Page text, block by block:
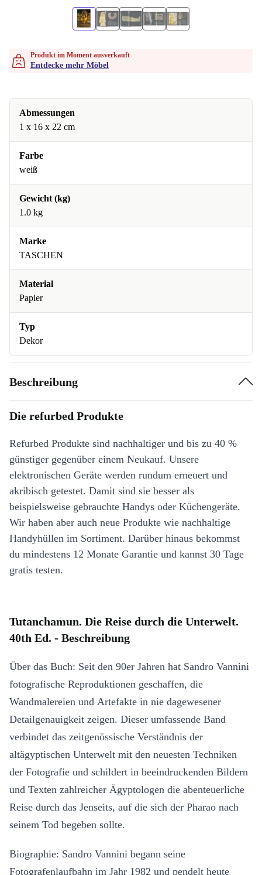
Produkt im Moment ausverkauft
Entdecke mehr Möbel
Abmessungen
1 x 16 x 22 cm
Farbe
weiß
Gewicht (kg)
1.0 kg
Marke
TASCHEN
Material
Papier
Typ
Dekor
Beschreibung
Die refurbed Produkte
Refurbed Produkte sind nachhaltiger und bis zu 40 %
günstiger gegenüber einem Neukauf. Unsere
elektronischen Geräte werden rundum erneuert und
akribisch getestet. Damit sind sie besser als
beispielsweise gebrauchte Handys oder Küchengeräte.
Wir haben aber auch neue Produkte wie nachhaltige
Handyhüllen im Sortiment. Darüber hinaus bekommst
du mindestens 12 Monate Garantie und kannst 30 Tage
gratis testen.
Tutanchamun. Die Reise durch die Unterwelt.
40th Ed. - Beschreibung
Über das Buch: Seit den 90er Jahren hat Sandro Vannini
fotografische Reproduktionen geschaffen, die
Wandmalereien und Artefakte in nie dagewesener
Detailgenauigkeit zeigen. Dieser umfassende Band
verbindet das zeitgenössische Verständnis der
altägyptischen Unterwelt mit den neuesten Techniken
der Fotografie und schildert in beeindruckenden Bildern
und Texten zahlreicher Ägyptologen die abenteuerliche
Reise durch das Jenseits, auf die sich der Pharao nach
seinem Tod begeben sollte.
Biographie: Sandro Vannini begann seine
Fotografenlaufbahn im Jahr 1982 und pendelt heute